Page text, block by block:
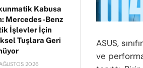
Kabusa
Mercedes-Benz
İşlevler İçin
Tuşlara Geri
2026
ASUS,
ve